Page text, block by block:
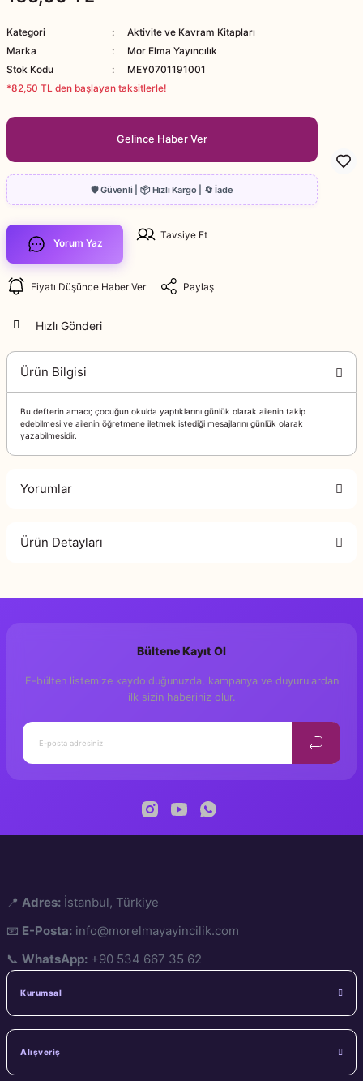
Kategori
Aktivite ve Kavram Kitapları
Marka
Mor Elma Yayıncılık
Stok Kodu
MEY0701191001
*82,50 TL den başlayan taksitlerle!
Gelince Haber Ver
Yorum Yaz
Tavsiye Et
Fiyatı Düşünce Haber Ver Paylaş
Hızlı Gönderi
Ürün Bilgisi
Bu defterin amacı; çocuğun okulda yaptıklarını günlük olarak ailenin takip
edebilmesi ve ailenin öğretmene iletmek istediği mesajlarını günlük olarak
yazabilmesidir.
Yorumlar
Ürün Detayları
Bültene Kayıt Ol
E-bülten listemize kaydolduğunuzda, kampanya ve duyurulardan
ilk sizin haberiniz olur.
📍 Adres: İstanbul, Türkiye
📧 E-Posta: info@morelmayayincilik.com
📞 WhatsApp: +90 534 667 35 62
Kurumsal
Alışveriş